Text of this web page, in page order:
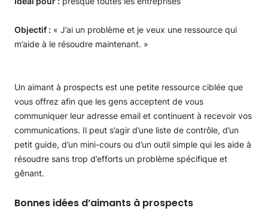
Objectif : « J’ai un problème et je veux une ressource qui
m’aide à le résoudre maintenant. »
Un aimant à prospects est une petite ressource ciblée que
vous offrez afin que les gens acceptent de vous
communiquer leur adresse email et continuent à recevoir vos
communications. Il peut s’agir d’une liste de contrôle, d’un
petit guide, d’un mini-cours ou d’un outil simple qui les aide à
résoudre sans trop d’efforts un problème spécifique et
gênant.
Bonnes idées d’aimants à prospects